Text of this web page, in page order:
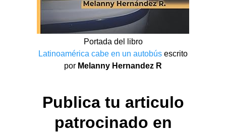
Portada del libro
Latinoamérica cabe en un autobús escrito
por Melanny Hernandez R
Publica tu articulo
patrocinado en